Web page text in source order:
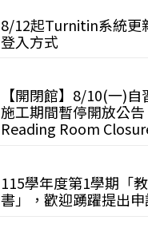
8/12起Turnitin系統更
登入方式
【開閉館】8/10(一)
施工期間暫停開放公
Reading Room
115學年度第1學期「
書」，歡迎踴躍提出